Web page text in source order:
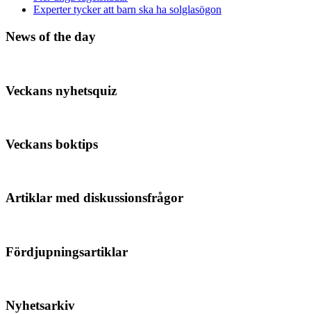
Experter tycker att barn ska ha solglasögon
News of the day
Veckans nyhetsquiz
Veckans boktips
Artiklar med diskussionsfrågor
Fördjupningsartiklar
Nyhetsarkiv